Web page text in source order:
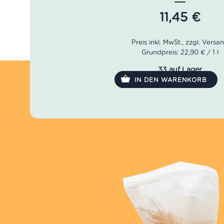
Geruch: Vanille, Orangenschale, Melone
Geschmack: vielschichtig, vollmundig, elegant
11,45 €
Grundpreis: 22,90 € / 1 l
33 auf Lager
IN DEN WARENKORB